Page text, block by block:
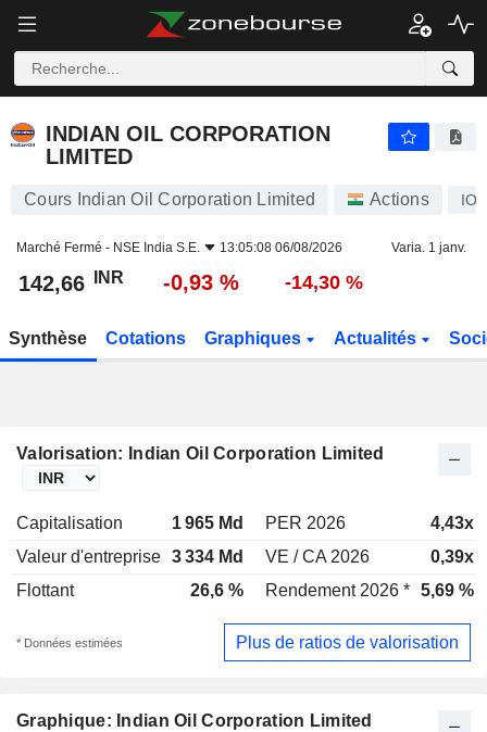
INDIAN OIL CORPORATION
LIMITED
Cours Indian Oil Corporation Limited Actions
Marché Fermé - NSE India S.E. 13:05:08 06/08/2026 Varia. 1 janv.
142,66 INR -0,93 % -14,30 %
Synthèse Cotations Graphiques Actualités
Valorisation: Indian Oil Corporation Limited
Capitalisation 1 965 Md PER 2026
4,43x
Valeur d'entreprise 3 334 Md VE / CA 2026
0,39x
Flottant
26,6 % Rendement 2026 * 5,69 %
* Données estimées Plus de ratios de valorisation
Graphique: Indian Oil Corporation Limited